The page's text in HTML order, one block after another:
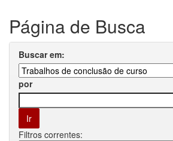
Página de Busca
Buscar em:
por
Filtros correntes: